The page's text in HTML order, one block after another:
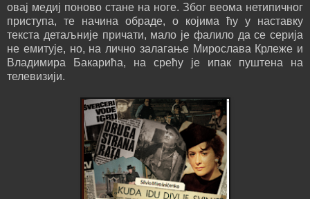
овај медиј поново стане на ноге. Због веома нетипичног
приступа, те начина обраде, о којима ћу у наставку
текста детаљније причати, мало је фалило да се серија
не емитује, но, на лично залагање Мирослава Крлеже и
Владимира Бакарића, на срећу је ипак пуштена на
телевизији.